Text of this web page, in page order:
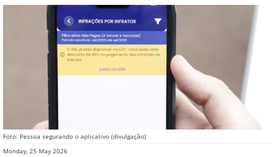
Foto: Pessoa segurando o aplicativo (divulgação)
Monday, 25 May 2026